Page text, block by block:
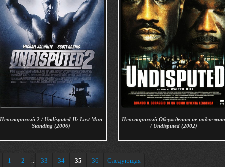
Неоспоримый 2 / Undisputed II: Last Man
Standing (2006)
Неоспоримый Обсуждению не подлежит
/ Undisputed (2002)
1 2 ... 33 34 35 36 Следующая